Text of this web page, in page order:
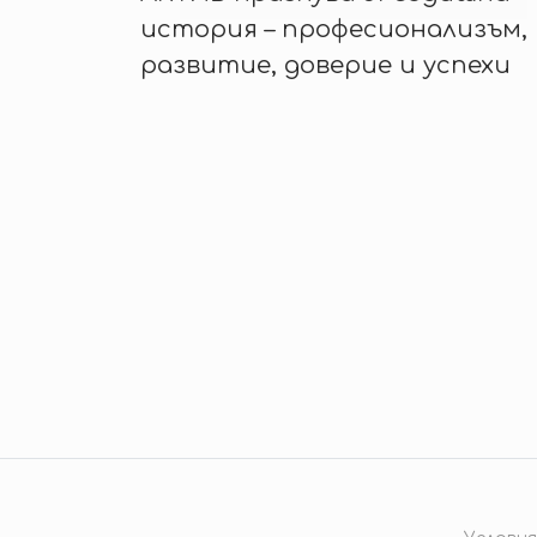
история – професионализъм,
развитие, доверие и успехи